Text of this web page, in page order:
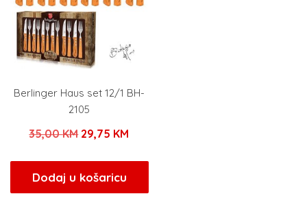
Berlinger Haus set 12/1 BH-
2105
35,00KM Izvorna
bila
je:
29,75 KM
29,75 KM.
Dodaj u košaricu